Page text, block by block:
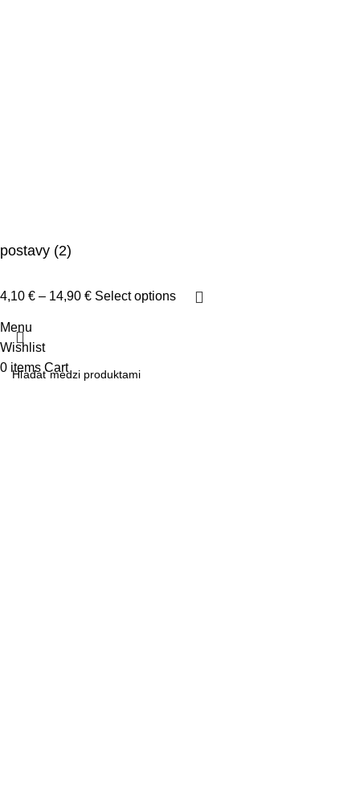
postavy (2)
4,10 € – 14,90 € Select options
Menu
Wishlist
0 items Cart